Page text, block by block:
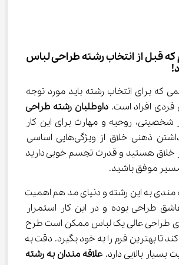
که قبل از انتخاب رشته طراحی لباس
که برای انتخاب رشته باید مورد توجه
فردی افراد است. داوطلبان رشته طراحی
شخصیتی، روحیه و مهارت برای این کار
مناسب باشند. داشتن ذهنی خلاق از ويژگی‌هایی اساسی
خلاق هستید و قدرت تجسم خوبی دارید
مندی به این رشته و دنیای مد هم اهمیت
طراحی بوده و در این کار استمرار
طراحی عالی یک لباس ممکن است طرح
تا بهترین فرم را به خود بگیرد. دقت به
بالایی دارد. علاقه مندان به رشته